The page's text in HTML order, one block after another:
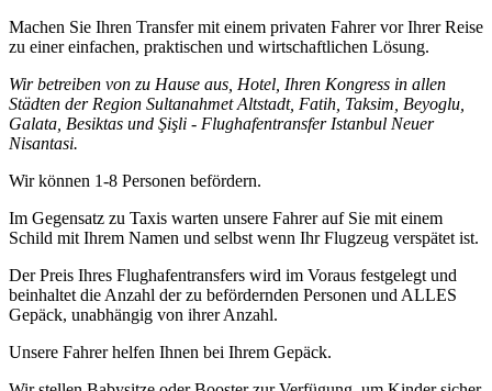
Machen Sie Ihren Transfer mit einem privaten Fahrer vor Ihrer Reise
zu einer einfachen, praktischen und wirtschaftlichen Lösung.
Wir betreiben von zu Hause aus, Hotel, Ihren Kongress in allen
Städten der Region Sultanahmet Altstadt, Fatih, Taksim, Beyoglu,
Galata, Besiktas und Şişli - Flughafentransfer Istanbul Neuer
Nisantasi.
Wir können 1-8 Personen befördern.
Im Gegensatz zu Taxis warten unsere Fahrer auf Sie mit einem
Schild mit Ihrem Namen und selbst wenn Ihr Flugzeug verspätet ist.
Der Preis Ihres Flughafentransfers wird im Voraus festgelegt und
beinhaltet die Anzahl der zu befördernden Personen und ALLES
Gepäck, unabhängig von ihrer Anzahl.
Unsere Fahrer helfen Ihnen bei Ihrem Gepäck.